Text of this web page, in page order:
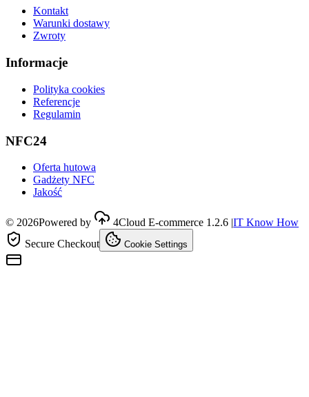
Kontakt
Warunki dostawy
Zwroty
Informacje
Polityka cookies
Referencje
Regulamin
NFC24
Oferta hutowa
Gadżety NFC
Jakość
© 2026Powered by 4Cloud E-commerce 1.2.6 |IT Know How
Secure Checkout
Cookie Settings